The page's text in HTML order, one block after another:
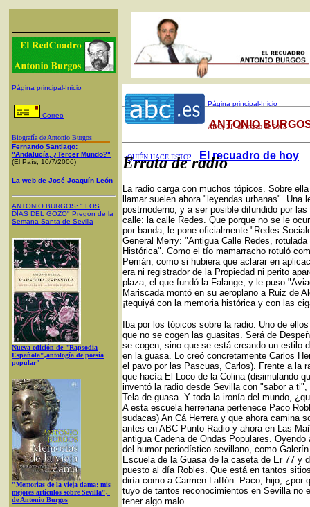
Página principal-Inicio
Correo
Biografía de Antonio Burgos
Fernando Santiago:
"Andalucía, ¿Tercer Mundo?"
(El País, 10/7/2006)
La web de José Joaquín León
ANTONIO BURGOS: " LOS
DÍAS DEL GOZO" Pregón de la
Semana Santa de Sevilla
Nueva edición de "Rapsodia
Española",antología de poesía
popular"
"Memorias de la vieja dama: mis
mejores artículos sobre Sevilla",
de Antonio Burgos
Página principal-Inicio
ABC, 21 de marzo de 2013
¿QUIÉN HACE ESTO? El recuadro de hoy
ANTONIO
Errata de radio
La radio carga con muchos tópicos. Sobre
llamar suelen ahora "leyendas urbanas".
postmoderno, y a ser posible difundido por
calle: la calle Redes. Que porque no se le
por banda, le pone oficialmente "Redes
General Merry: "Antigua Calle Redes,
Histórica". Como el tío mamarracho rotuló
Pemán, como si hubiera que aclarar en
era ni registrador de la Propiedad ni perito
plaza, el que fundó la Falange, y le puso
Mariscada montó en su aeroplano a Ruiz de
¡tequiyá con la memoria histórica y con las
Iba por los tópicos sobre la radio. Uno de
que no se cogen las guasitas. Será de
se cogen, sino que se está creando un estilo
en la guasa. Lo creó concretamente Carlos
el pavo por las Pascuas, Carlos). Frente a la
que hacía El Loco de la Colina (disimulando
inventó la radio desde Sevilla con "sabor a
Tela de guasa. Y toda la ironía del mundo,
A esta escuela herreriana pertenece Paco
sudacas) An Cá Herrera y que ahora camina
antes en ABC Punto Radio y ahora en Las
antigua Cadena de Ondas Populares.
del humor periodístico sevillano, como
Escuela de la Guasa de la caseta de Er 77 y
puesto al día Robles. Que está en tantos
diría como a Carmen Laffón: Paco, hijo, ¿por
tuyo de tantos reconocimientos en Sevilla no
tener algo malo...